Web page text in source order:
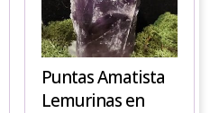
Puntas Amatista
Lemurinas en
tiene
múltiples
variantes.
Las
opciones